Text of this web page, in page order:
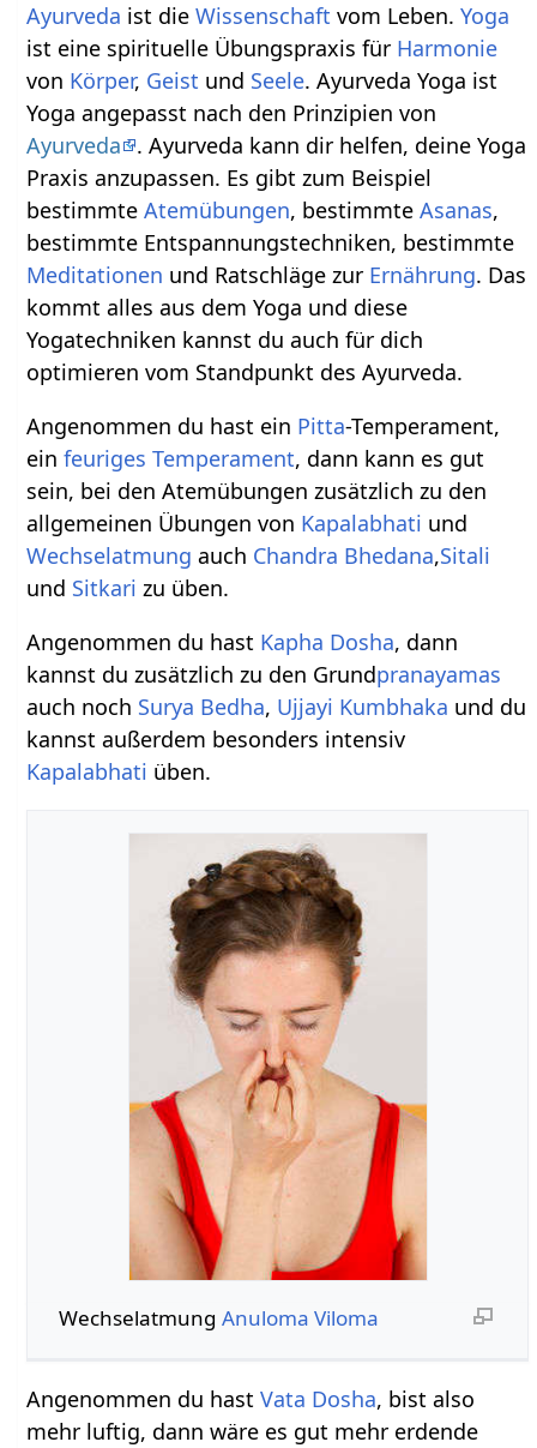
Ayurveda ist dieWissenschaft vom Leben.Yoga
ist eine spirituelle Übungspraxis für Harmonie
von Körper, Geist und Seele. Ayurveda Yoga ist
Yoga angepasst nach den Prinzipien von
Ayurveda
. Ayurveda kann dir helfen, deine Yoga
Praxis anzupassen. Es gibt zum Beispiel
bestimmteAtemübungen, bestimmteAsanas,
bestimmte Entspannungstechniken, bestimmte
Meditationen und Ratschläge zur Ernährung. Das
kommt alles aus dem Yoga und diese
Yogatechniken kannst du auch für dich
optimieren vom Standpunkt des Ayurveda.
Angenommen du hast ein Pitta-Temperament,
einfeuriges Temperament, dann kann es gut
sein, bei den Atemübungen zusätzlich zu den
allgemeinen Übungen von Kapalabhati und
Wechselatmung auch Chandra Bhedana,Sitali
und Sitkari zu üben.
Angenommen du hast Kapha Dosha, dann
kannst du zusätzlich zu den Grundpranayamas
auch noch Surya Bedha, Ujjayi Kumbhaka und du
kannst außerdem besonders intensiv
Kapalabhati üben.
Wechselatmung Anuloma Viloma
Angenommen du hastVata Dosha, bist also
mehr luftig, dann wäre es gut mehr erdende